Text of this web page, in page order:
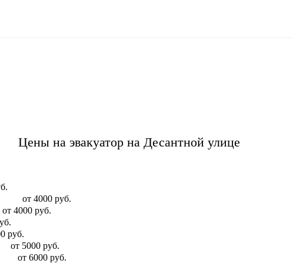
Цены на эвакуатор на Десантной улице
от 4000 руб.
от 4000 руб.
руб.
от 5000 руб.
от 6000 руб.